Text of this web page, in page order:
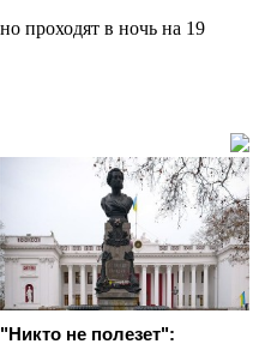
проходят в ночь на 19
"Никто не полезет":